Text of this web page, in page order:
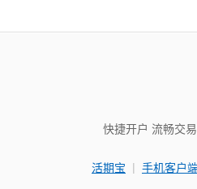
快捷开户 流畅交易
活期宝 | 手机客户